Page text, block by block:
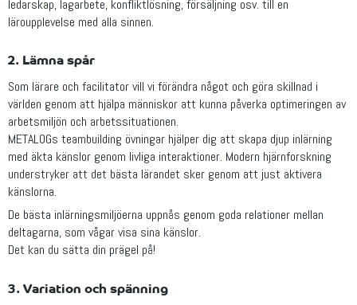
ledarskap, lagarbete, konfliktlösning, försäljning osv. till en
läroupplevelse med alla sinnen.
2. Lämna spår
Som lärare och facilitator vill vi förändra något och göra skillnad i
världen genom att hjälpa människor att kunna påverka optimeringen av
arbetsmiljön och arbetssituationen.
METALOGs teambuilding övningar hjälper dig att skapa djup inlärning
med äkta känslor genom livliga interaktioner. Modern hjärnforskning
understryker att det bästa lärandet sker genom att just aktivera
känslorna.
De bästa inlärningsmiljöerna uppnås genom goda relationer mellan
deltagarna, som vågar visa sina känslor.
Det kan du sätta din prägel på!
3. Variation och spänning